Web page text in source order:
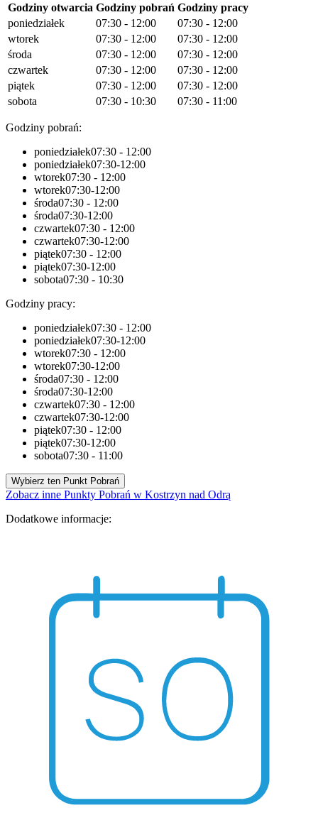
Godziny otwarcia Godziny pobrań Godziny pracy
poniedziałek
07:30 - 12:00
07:30 - 12:00
wtorek
07:30 - 12:00
07:30 - 12:00
środa
07:30 - 12:00
07:30 - 12:00
czwartek
07:30 - 12:00
07:30 - 12:00
piątek
07:30 - 12:00
07:30 - 12:00
sobota
07:30 - 10:30 07:30 - 11:00
Godziny pobrań:
poniedziałek07:30 - 12:00
poniedziałek07:30-12:00
wtorek07:30 - 12:00
wtorek07:30-12:00
środa07:30 - 12:00
środa07:30-12:00
czwartek07:30 - 12:00
czwartek07:30-12:00
piątek07:30 - 12:00
piątek07:30-12:00
sobota07:30 - 10:30
Godziny pracy:
poniedziałek07:30 - 12:00
poniedziałek07:30-12:00
wtorek07:30 - 12:00
wtorek07:30-12:00
środa07:30 - 12:00
środa07:30-12:00
czwartek07:30 - 12:00
czwartek07:30-12:00
piątek07:30 - 12:00
piątek07:30-12:00
sobota07:30 - 11:00
Wybierz ten Punkt Pobrań
Zobacz inne Punkty Pobrań w Kostrzyn nad Odrą
Dodatkowe informacje: